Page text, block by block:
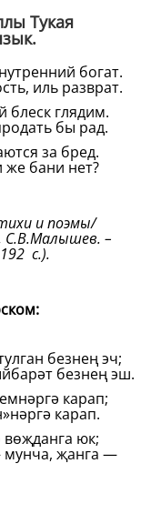
Тукая
богат.
иль разврат.
глядим.
бы рад.
за бред.
бани нет?
и поэмы/
С.В.Малышев. –
с.).
безнең эч;
безнең эш.
карап;
карап.
вөҗданга юк;
мунча, җанга —